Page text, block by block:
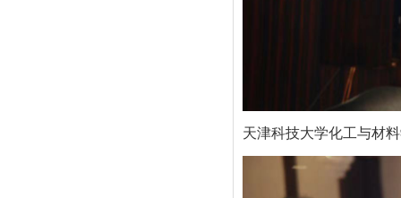
天津科技大学化工与材